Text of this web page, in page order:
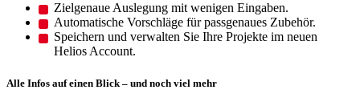
Zielgenaue Auslegung mit wenigen Eingaben.
Automatische Vorschläge für passgenaues Zubehör.
Speichern und verwalten Sie Ihre Projekte im neuen
Helios Account.
Alle Infos auf einen Blick – und noch viel mehr